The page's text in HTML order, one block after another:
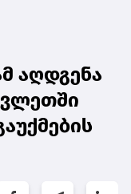
აღდგენა